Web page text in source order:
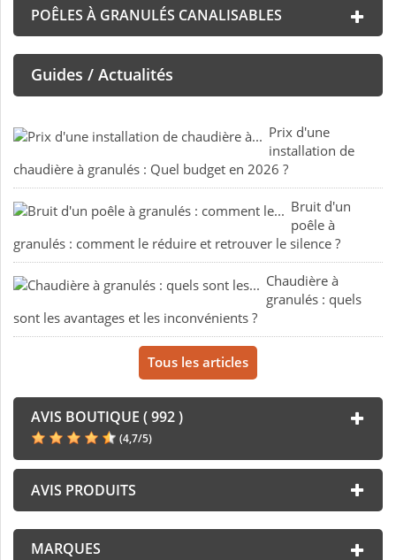
POÊLES À GRANULÉS CANALISABLES
Guides / Actualités
Prix d'une
installation de
chaudière à granulés : Quel budget en 2026 ?
Bruit d'un
poêle à
granulés : comment le réduire et retrouver le silence ?
Chaudière à
granulés : quels
sont les avantages et les inconvénients ?
Tous les articles
AVIS BOUTIQUE ( 992 )
(4,7/5)
AVIS PRODUITS
MARQUES